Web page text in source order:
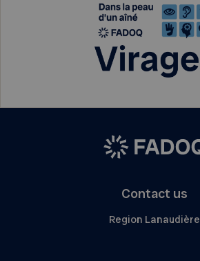
Contact us
Region Lanaudière